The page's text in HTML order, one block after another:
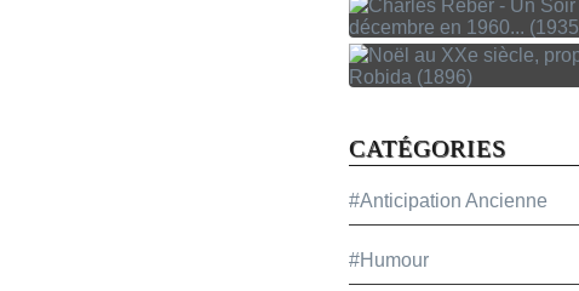
CATÉGORIES
#Anticipation Ancienne
#Humour